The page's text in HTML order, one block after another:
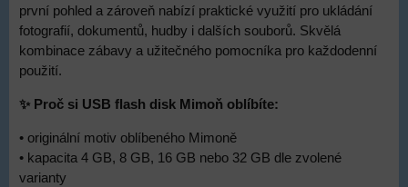
první pohled a zároveň nabízí praktické využití pro ukládání
fotografií, dokumentů, hudby i dalších souborů. Skvělá
kombinace zábavy a užitečného pomocníka pro každodenní
použití.
✨ Proč si USB flash disk Mimoň oblíbíte:
• originální motiv oblíbeného Mimoně
• kapacita 4 GB, 8 GB, 16 GB nebo 32 GB dle zvolené
varianty